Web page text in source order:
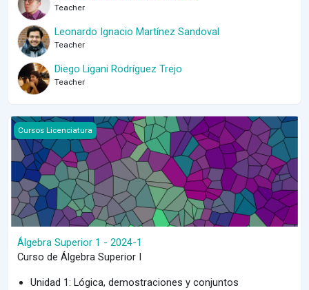
Teacher
Leonardo Ignacio Martínez Sandoval
Teacher
Diego Ligani Rodríguez Trejo
Teacher
Course image Álgebra Superior 1 - 2024-1
Cursos Licenciatura
Álgebra Superior 1 - 2024-1
Curso de Álgebra Superior I
Unidad 1: Lógica, demostraciones y conjuntos